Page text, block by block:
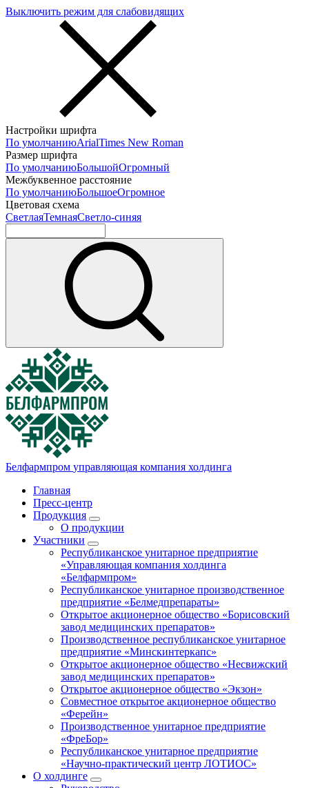
Выключить режим для слабовидящих
Настройки шрифта
По умолчаниюArialTimes New Roman
Размер шрифта
По умолчаниюБольшойОгромный
Межбуквенное расстояние
По умолчаниюБольшоеОгромное
Цветовая схема
СветлаяТемнаяСветло-синяя
Белфармпром управляющая компания холдинга
Главная
Пресс-центр
Продукция
О продукции
Участники
Республиканское унитарное предприятие
«Управляющая компания холдинга
«Белфармпром»
Республиканское унитарное производственное
предприятие «Белмедпрепараты»
Открытое акционерное общество «Борисовский
завод медицинских препаратов»
Производственное республиканское унитарное
предприятие «Минскинтеркапс»
Открытое акционерное общество «Несвижский
завод медицинских препаратов»
Открытое акционерное общество «Экзон»
Совместное открытое акционерное общество
«Ферейн»
Производственное унитарное предприятие
«ФреБор»
Республиканское унитарное предприятие
«Научно-практический центр ЛОТИОС»
О холдинге